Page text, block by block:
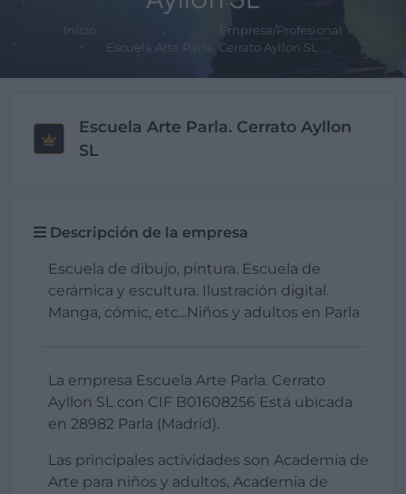
Inicio
Empresa/Profesional
Escuela Arte Parla. Cerrato Ayllon SL
Escuela Arte Parla. Cerrato Ayllon
SL
Descripción de la empresa
Escuela de dibujo, pintura. Escuela de
cerámica y escultura. Ilustración digital.
Manga, cómic, etc...Niños y adultos en Parla
La empresa Escuela Arte Parla. Cerrato
Ayllon SL con CIF B01608256 Está ubicada
en 28982 Parla (Madrid).
Las principales actividades son Academia de
Arte para niños y adultos, Academia de